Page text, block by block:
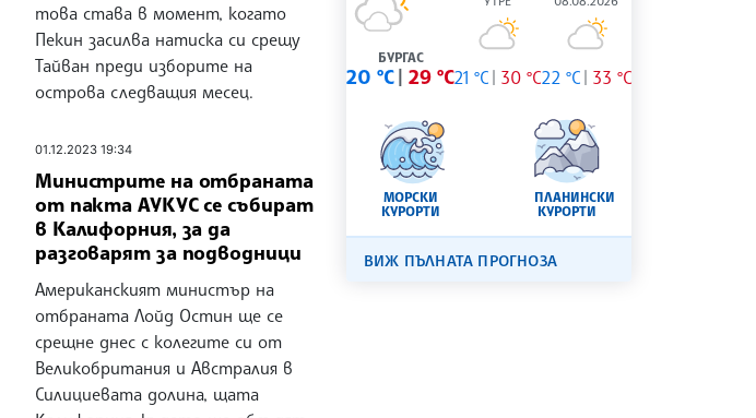
това става в момент, когато
Пекин засилва натиска си срещу
Тайван преди изборите на
острова следващия месец.
01.12.2023 19:34
Министрите на отбраната
от пакта АУКУС се събират
в Калифорния, за да
разговарят за подводници
Американският министър на
отбраната Лойд Остин ще се
срещне днес с колегите си от
Великобритания и Австралия в
Силициевата долина, щата
БУРГАС
20 °C 29 °C21 °C 30 °C22 °C 33 °C
МОРСКИ
КУРОРТИ
ПЛАНИНСКИ
КУРОРТИ
ВИЖ ПЪЛНАТА ПРОГНОЗА